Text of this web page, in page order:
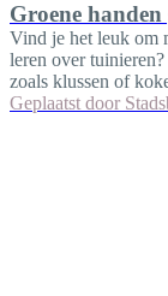
Groene
Vind je het leuk om
leren over
zoals klussen of
Geplaatst door